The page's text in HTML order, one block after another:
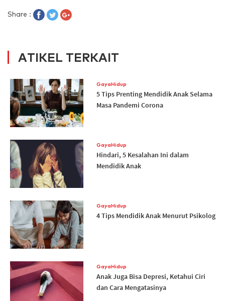
Share :
ATIKEL TERKAIT
GayaHidup
5 Tips Prenting Mendidik Anak Selama
Masa Pandemi Corona
GayaHidup
Hindari, 5 Kesalahan Ini dalam
Mendidik Anak
GayaHidup
4 Tips Mendidik Anak Menurut Psikolog
GayaHidup
Anak Juga Bisa Depresi, Ketahui Ciri
dan Cara Mengatasinya